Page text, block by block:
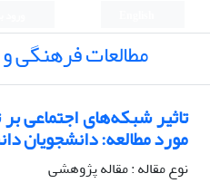
مطالعات فرهنگی
تاثیر شبکه‌های اجتماعی
مورد مطالعه: دانشجویان
نوع مقاله : مقاله پژوهشی